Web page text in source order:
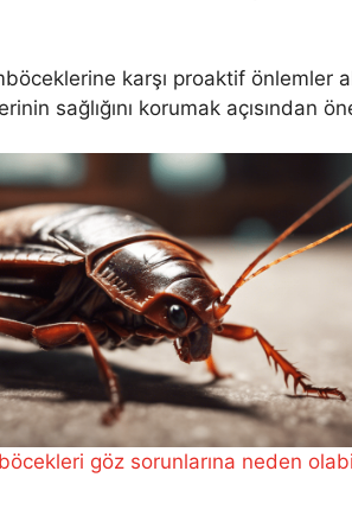
karşı proaktif
sağlığını korumak açısından
göz sorunlarına neden